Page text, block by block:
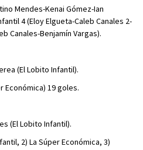
Mendes-Kenai Gómez-Ian
4 (Eloy Elgueta-Caleb Canales 2-
Canales-Benjamín Vargas).
(El Lobito Infantil).
Económica) 19 goles.
(El Lobito Infantil).
2) La Súper Económica, 3)